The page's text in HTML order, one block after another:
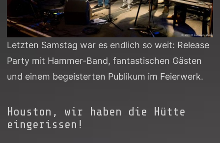
Letzten Samstag war es endlich so weit: Release
Party mit Hammer-Band, fantastischen Gästen
und einem begeisterten Publikum im Feierwerk.
Houston, wir haben die Hütte
eingerissen!